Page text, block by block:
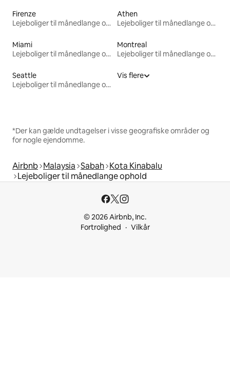
Firenze
Lejeboliger til månedlange ophold
Athen
Lejeboliger til månedlange ophold
Miami
Lejeboliger til månedlange ophold
Montreal
Lejeboliger til månedlange ophold
Seattle
Lejeboliger til månedlange ophold
Vis flere
*Der kan gælde undtagelser i visse geografiske områder og
for nogle ejendomme.
Airbnb Malaysia Sabah Kota Kinabalu
Lejeboliger til månedlange ophold
© 2026 Airbnb, Inc.
Fortrolighed
Vilkår